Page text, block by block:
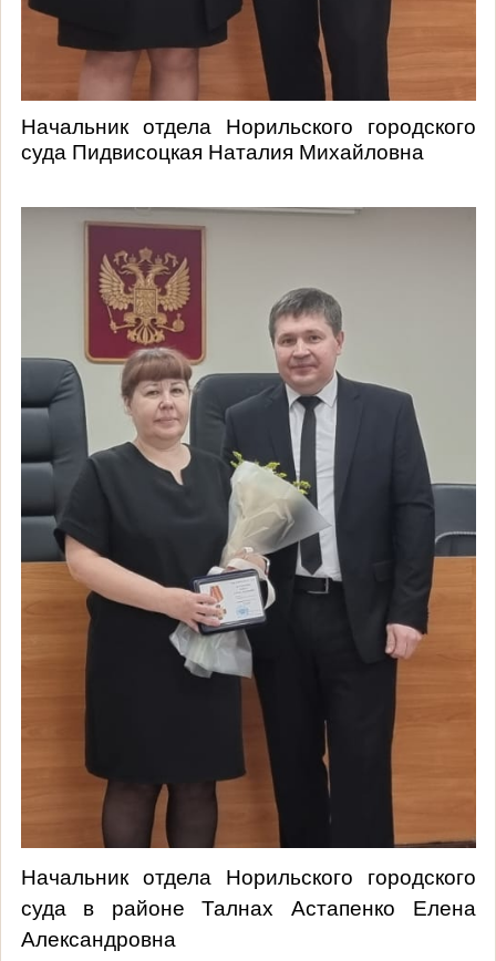
Начальник отдела Норильского городского
суда Пидвисоцкая Наталия Михайловна
Начальник отдела Норильского городского
суда в районе Талнах Астапенко Елена
Александровна